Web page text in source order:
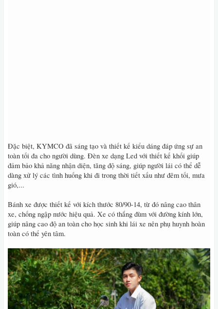
Đặc biệt, KYMCO đã sáng tạo và thiết kế kiểu dáng đáp ứng sự an
toàn tối đa cho người dùng. Đèn xe dạng Led với thiết kế khối giúp
đảm bảo khả năng nhận diện, tăng độ sáng, giúp người lái có thể dễ
dàng xử lý các tình huống khi đi trong thời tiết xấu như đêm tối, mưa
gió,...
Bánh xe được thiết kế với kích thước 80/90-14, từ đó nâng cao thân
xe, chống ngập nước hiệu quả. Xe có thắng đùm với đường kính lớn,
giúp nâng cao độ an toàn cho học sinh khi lái xe nên phụ huynh hoàn
toàn có thể yên tâm.